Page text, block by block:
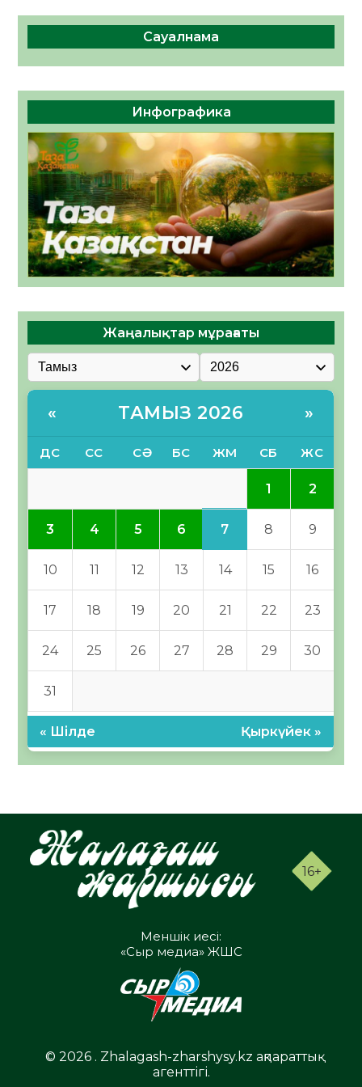
Сауалнама
Инфографика
Жаңалықтар мұрағаты
« ТАМЫЗ 2026 »
ДС СС СӘ БС ЖМ СБ ЖС
1 2
3 4 5 6 7 8 9
10 11 12 13 14 15 16
17 18 19 20 21 22 23
24 25 26 27 28 29 30
31
« Шілде Қыркүйек »
16+
Меншік иесі:
«Сыр медиа» ЖШС
© 2026 . Zhalagash-zharshysy.kz ақпараттық
агенттігі.